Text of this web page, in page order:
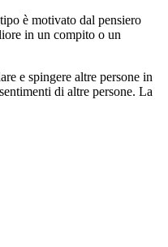
è motivato dal pensiero
in un compito o un
e spingere altre persone in
di altre persone. La